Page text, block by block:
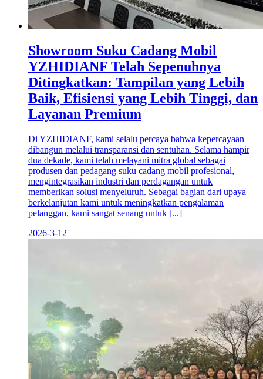
Showroom Suku Cadang Mobil
YZHIDIANF Telah Sepenuhnya
Ditingkatkan: Tampilan yang Lebih
Baik, Efisiensi yang Lebih Tinggi, dan
Layanan Premium
Di YZHIDIANF, kami selalu percaya bahwa kepercayaan
dibangun melalui transparansi dan sentuhan. Selama hampir
dua dekade, kami telah melayani mitra global sebagai
produsen dan pedagang suku cadang mobil profesional,
mengintegrasikan industri dan perdagangan untuk
memberikan solusi menyeluruh. Sebagai bagian dari upaya
berkelanjutan kami untuk meningkatkan pengalaman
pelanggan, kami sangat senang untuk [...]
2026-3-12